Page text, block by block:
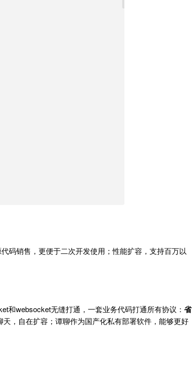
码销售，更便于二次开发使用；性能扩容，支持百万以
和websocket无缝打通，一套业务代码打通所有协议： 省
，自在扩容；谭聊作为国产化私有部署软件，能够更好